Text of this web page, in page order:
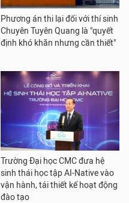
Phương án thi lại đối với thí sinh
Chuyên Tuyên Quang là "quyết
định khó khăn nhưng cần thiết"
Trường Đại học CMC đưa hệ
sinh thái học tập AI-Native vào
vận hành, tái thiết kế hoạt động
đào tạo